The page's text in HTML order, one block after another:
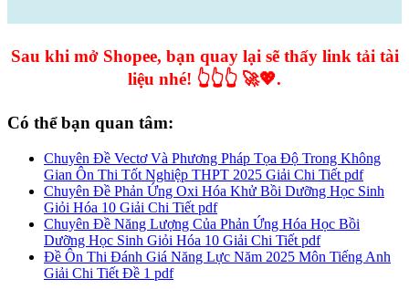
Sau khi mở Shopee, bạn quay lại sẽ thấy link tải tài
liệu nhé! 👆👆👆 🚀💖.
Có thể bạn quan tâm:
Chuyên Đề Vectơ Và Phương Pháp Tọa Độ Trong Không
Gian Ôn Thi Tốt Nghiệp THPT 2025 Giải Chi Tiết pdf
Chuyên Đề Phản Ứng Oxi Hóa Khử Bồi Dưỡng Học Sinh
Giỏi Hóa 10 Giải Chi Tiết pdf
Chuyên Đề Năng Lượng Của Phản Ứng Hóa Học Bồi
Dưỡng Học Sinh Giỏi Hóa 10 Giải Chi Tiết pdf
Đề Ôn Thi Đánh Giá Năng Lực Năm 2025 Môn Tiếng Anh
Giải Chi Tiết Đề 1 pdf